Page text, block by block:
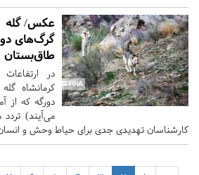
عکس/ گله
گرگ‌های دو
طاق‌بستان
در
کرمانشاه
دورگه که
می‌آیند)
کارشناسان تهدیدی جدی برای حیاط وحش و